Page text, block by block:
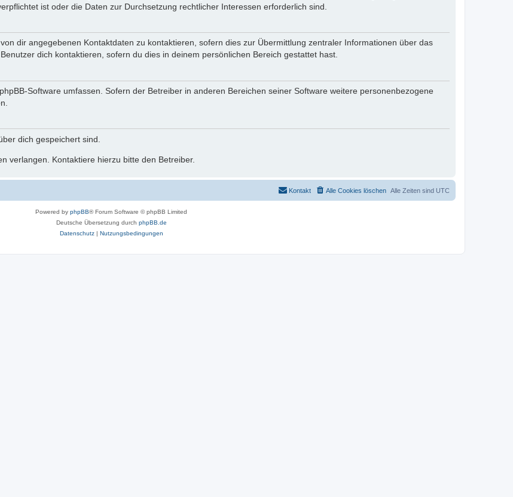
ist oder die Daten zur Durchsetzung rechtlicher Interessen erforderlich sind.
dir angegebenen Kontaktdaten zu kontaktieren, sofern dies zur Übermittlung zentraler Informationen über das
dich kontaktieren, sofern du dies in deinem persönlichen Bereich gestattet hast.
Software umfassen. Sofern der Betreiber in anderen Bereichen seiner Software weitere personenbezogene
dich gespeichert sind.
verlangen. Kontaktiere hierzu bitte den Betreiber.
Alle Zeiten sind UTC
Alle Cookies löschen
Kontakt
Powered by phpBB® Forum Software © phpBB Limited
Deutsche Übersetzung durch phpBB.de
Datenschutz| Nutzungsbedingungen